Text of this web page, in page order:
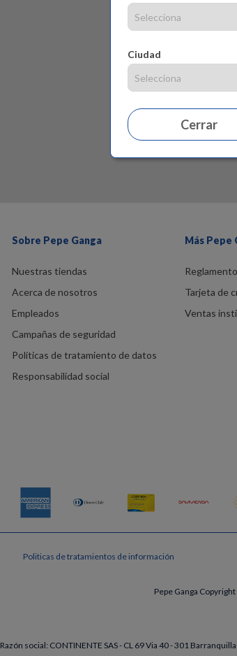
Ciudad
Cerrar
Sobre Pepe Ganga
Nuestras tiendas
Acerca de nosotros
Empleados
Campañas de seguridad
Políticas de tratamiento de datos
Responsabilidad social
Más Pepe
Tarjeta de
Ventas
Politicas de tratamientos de información
Pepe Ganga
Razón social: CONTINENTE SAS - CL 69 Via 40 - 301